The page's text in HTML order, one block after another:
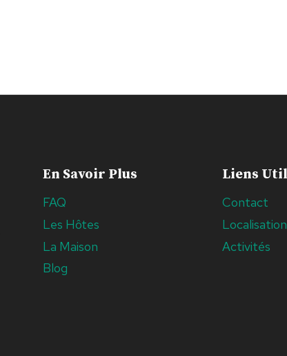
En Savoir Plus
FAQ
Les Hôtes
La Maison
Blog
Liens
Contact
Localisation
Activités